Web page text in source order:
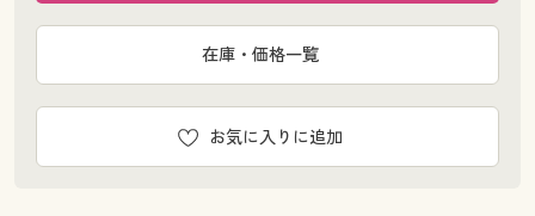
お気に入りに追加
在庫・価格一覧